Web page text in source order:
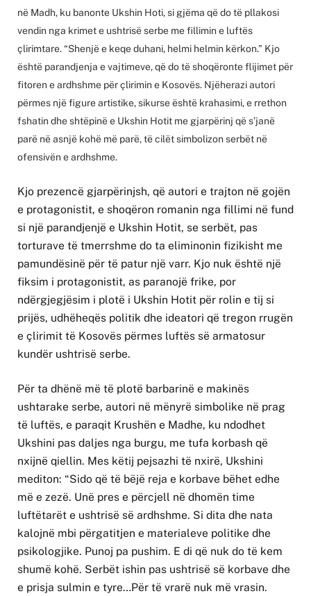
në Madh, ku banonte Ukshin Hoti, si gjëma që do të pllakosi
vendin nga krimet e ushtrisë serbe me fillimin e luftës
çlirimtare. “Shenjë e keqe duhani, helmi helmin kërkon.” Kjo
është parandjenja e vajtimeve, që do të shoqëronte flijimet për
fitoren e ardhshme për çlirimin e Kosovës. Njëherazi autori
përmes një figure artistike, sikurse është krahasimi, e rrethon
fshatin dhe shtëpinë e Ukshin Hotit me gjarpërinj që s’janë
parë në asnjë kohë më parë, të cilët simbolizon serbët në
ofensivën e ardhshme.
Kjo prezencë gjarpërinjsh, që autori e trajton në gojën
e protagonistit, e shoqëron romanin nga fillimi në fund
si një parandjenjë e Ukshin Hotit, se serbët, pas
torturave të tmerrshme do ta eliminonin fizikisht me
pamundësinë për të patur një varr. Kjo nuk është një
fiksim i protagonistit, as paranojë frike, por
ndërgjegjësim i plotë i Ukshin Hotit për rolin e tij si
prijës, udhëheqës politik dhe ideatori që tregon rrugën
e çlirimit të Kosovës përmes luftës së armatosur
kundër ushtrisë serbe.
Për ta dhënë më të plotë barbarinë e makinës
ushtarake serbe, autori në mënyrë simbolike në prag
të luftës, e paraqit Krushën e Madhe, ku ndodhet
Ukshini pas daljes nga burgu, me tufa korbash që
nxijnë qiellin. Mes këtij pejsazhi të nxirë, Ukshini
mediton: “Sido që të bëjë reja e korbave bëhet edhe
më e zezë. Unë pres e përcjell në dhomën time
luftëtarët e ushtrisë së ardhshme. Si dita dhe nata
kalojnë mbi përgatitjen e materialeve politike dhe
psikologjike. Punoj pa pushim. E di që nuk do të kem
shumë kohë. Serbët ishin pas ushtrisë së korbave dhe
e prisja sulmin e tyre…Për të vrarë nuk më vrasin.